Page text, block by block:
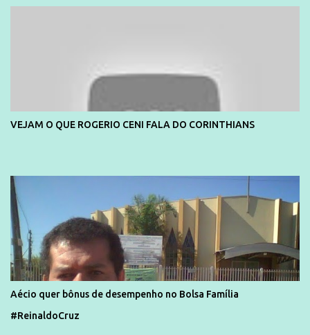
VEJAM O QUE ROGERIO CENI FALA DO CORINTHIANS
Aécio quer bônus de desempenho no Bolsa Família
#ReinaldoCruz